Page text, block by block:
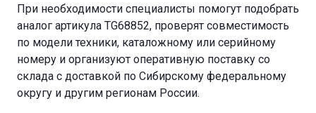
При необходимости специалисты помогут подобрать
аналог артикула TG68852, проверят совместимость
по модели техники, каталожному или серийному
номеру и организуют оперативную поставку со
склада с доставкой по Сибирскому федеральному
округу и другим регионам России.